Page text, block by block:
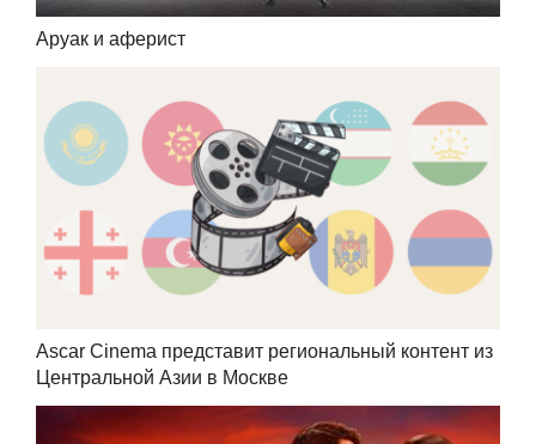
Аруак и аферист
Ascar Cinema представит региональный контент из
Центральной Азии в Москве